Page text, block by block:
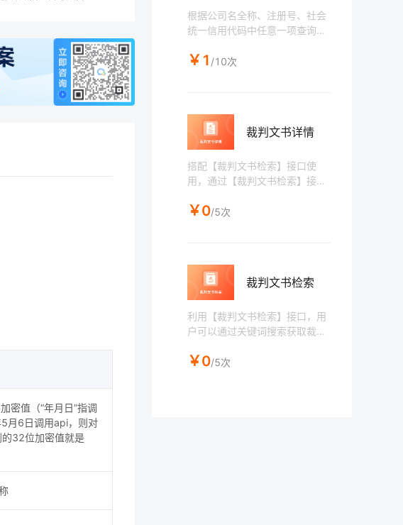
密值（“年月日”指调
月6日调用api，则对
32位加密值就是
根据公司名全称、注册号、社会
统一信用代码中任意一项查询企
信息、股东信息、出资信息、变
￥1 /10次
裁判文书详情
搭配【裁判文书检索】接口使
用，通过【裁判文书检索】接口
D，再拿详情ID通过本接口查询
￥0/5次
裁判文书检索
利用【裁判文书检索】接口，用
户可以通过关键词搜索获取裁判
于：案号、标题、执行法院，以
￥0/5次